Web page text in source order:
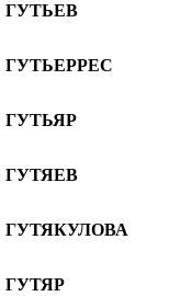
ГУТЬЕВ
ГУТЬЕРРЕС
ГУТЬЯР
ГУТЯЕВ
ГУТЯКУЛОВА
ГУТЯР